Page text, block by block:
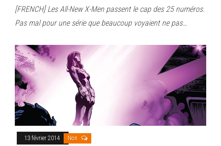
[FRENCH] Les All-New X-Men passent le cap des 25 numéros.
Pas mal pour une série que beaucoup voyaient ne pas…
13 février 2014 Non